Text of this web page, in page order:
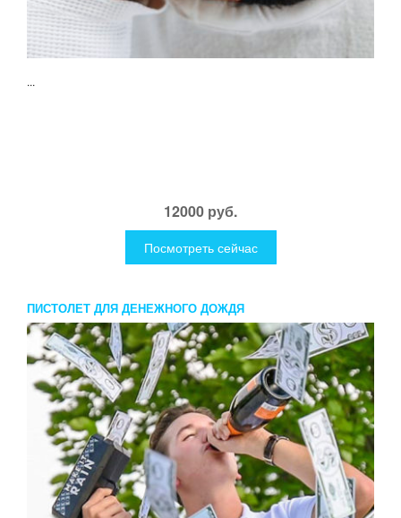
...
12000 руб.
Посмотреть сейчас
ПИСТОЛЕТ ДЛЯ ДЕНЕЖНОГО ДОЖДЯ